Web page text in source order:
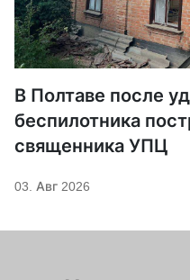
В Полтаве после
беспилотника
священника УПЦ
03. Авг 2026